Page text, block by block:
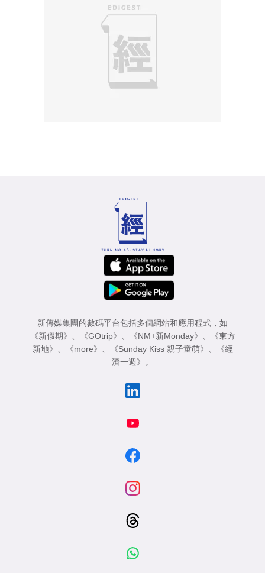
新傳媒集團的數碼平台包括多個網站和應用程式，如
《新假期》
《GOtrip》 《NM+新Monday》
《東方
新地》
《more》 《Sunday Kiss 親子童萌》
《經
濟一週》
。